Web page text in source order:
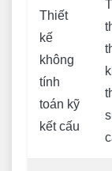
Thiết
kế
không
tính
toán kỹ
kết cấu